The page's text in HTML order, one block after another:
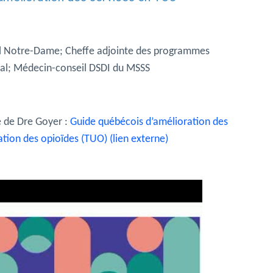
Dame; Cheffe adjointe des programmes
Médecin-conseil DSDI du MSSS
Dre Goyer : Guide québécois d’amélioration des
des opioïdes (TUO) (lien externe)